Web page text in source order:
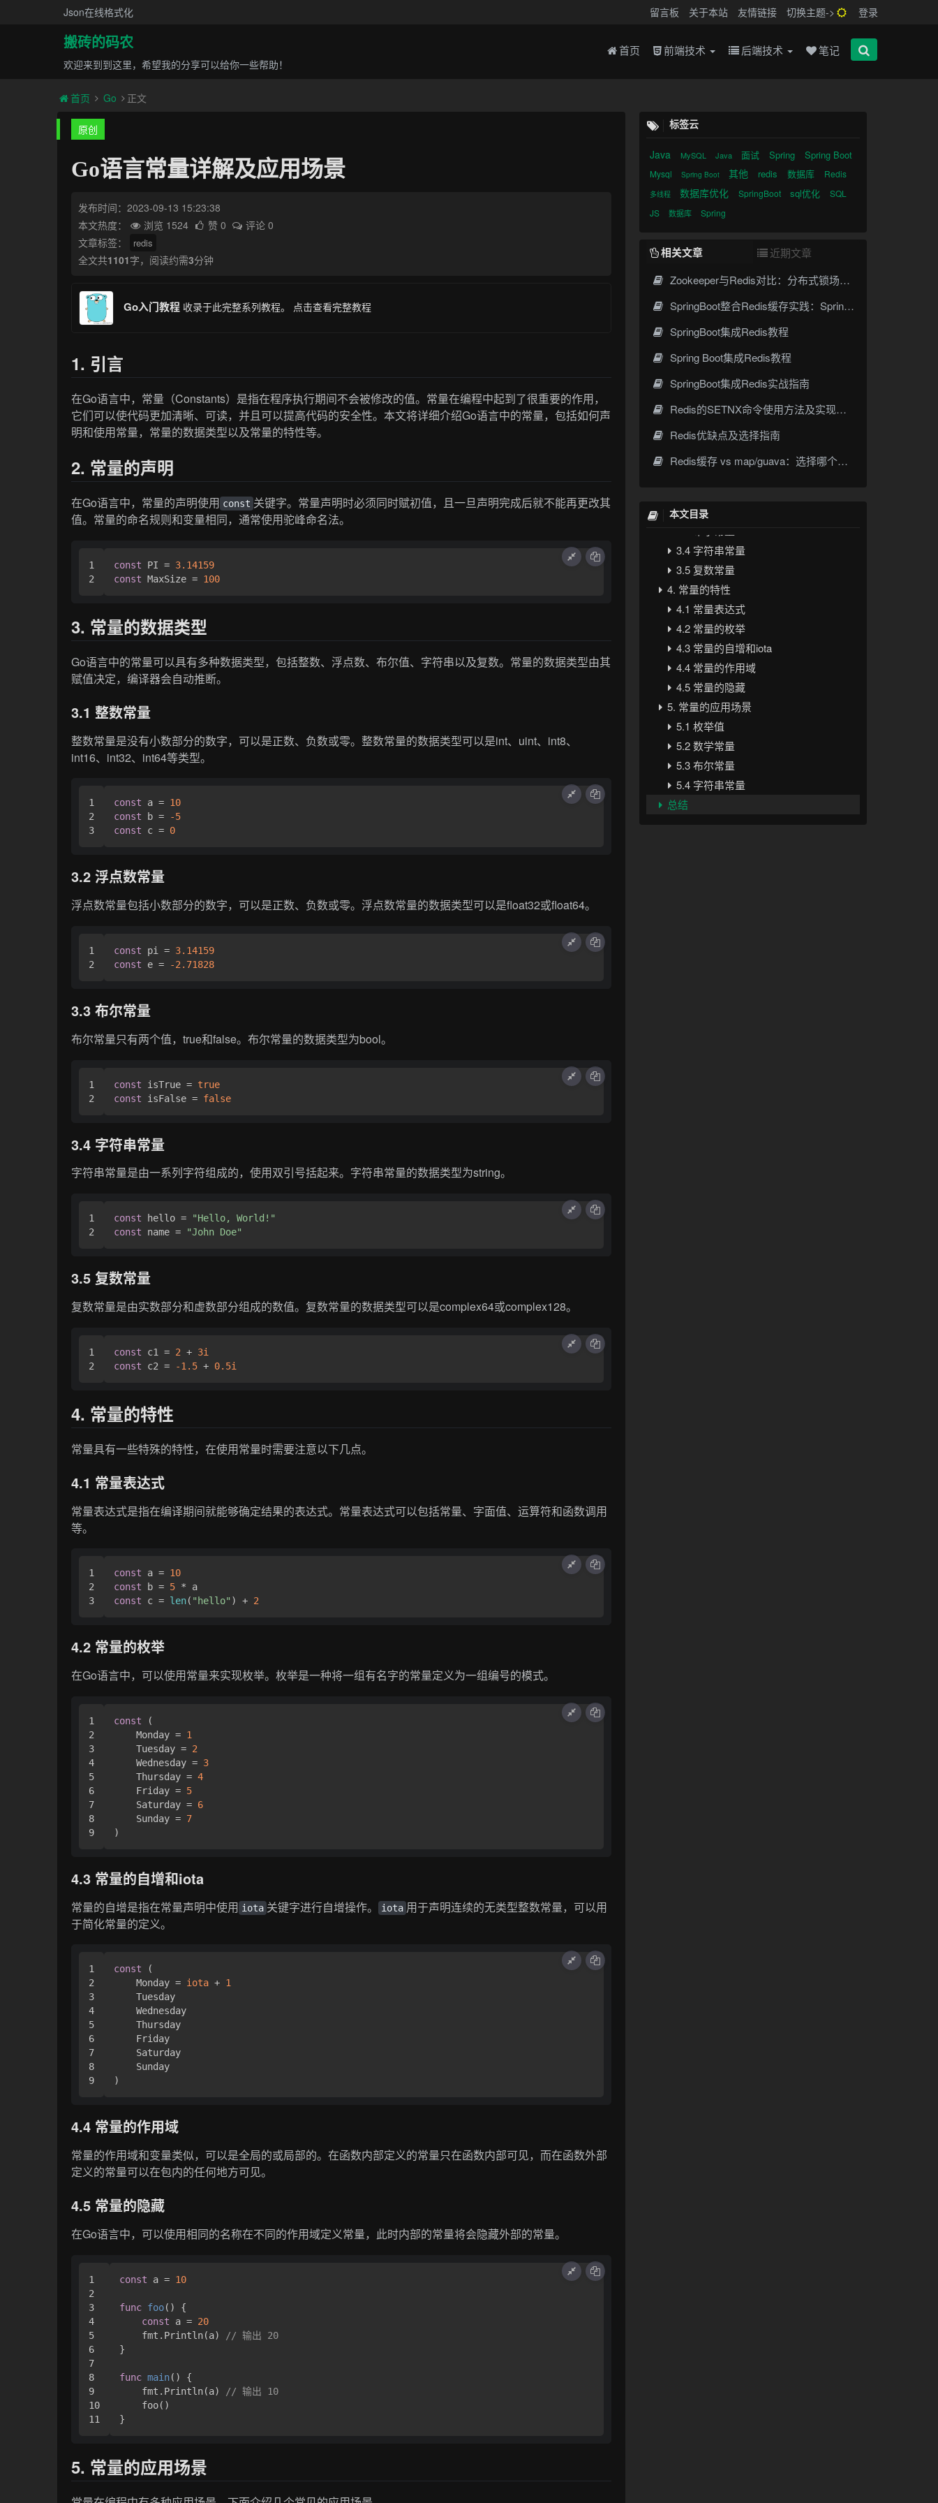
Json在线格式化 留言板 关于本站 友情链接 切换主题-> 登录
搬砖的码农
欢迎来到到这里，希望我的分享可以给你一些帮助！
首页 前端技术 后端技术 笔记
首页 Go 正文
原创
Go语言常量详解及应用场景
发布时间：2023-09-13 15:23:38
本文热度：
浏览 1524 赞 0
评论 0
文章标签：
redis
全文共1101字，阅读约需3分钟
Go入门教程 收录于此完整系列教程。 点击查看完整教程
1. 引言
在Go语言中，常量（Constants）是指在程序执行期间不会被修改的值。常量在编程中起到了很重要的作用，
它们可以使代码更加清晰、可读，并且可以提高代码的安全性。本文将详细介绍Go语言中的常量，包括如何声
明和使用常量，常量的数据类型以及常量的特性等。
2. 常量的声明
在Go语言中，常量的声明使用 const 关键字。常量声明时必须同时赋初值，且一旦声明完成后就不能再更改其
值。常量的命名规则和变量相同，通常使用驼峰命名法。
1
const PI = 3.14159
const MaxSize = 100
3. 常量的数据类型
Go语言中的常量可以具有多种数据类型，包括整数、浮点数、布尔值、字符串以及复数。常量的数据类型由其
赋值决定，编译器会自动推断。
3.1 整数常量
整数常量是没有小数部分的数字，可以是正数、负数或零。整数常量的数据类型可以是int、uint、int8、
int16、int32、int64等类型。
1
2
const a = 10
const b =
-5
const c = 0
3.2 浮点数常量
浮点数常量包括小数部分的数字，可以是正数、负数或零。浮点数常量的数据类型可以是float32或float64。
1
const pi = 3.14159
const e = -2.71828
3.3 布尔常量
布尔常量只有两个值，true和false。布尔常量的数据类型为bool。
1
const isTrue = true
const isFalse = false
3.4 字符串常量
字符串常量是由一系列字符组成的，使用双引号括起来。字符串常量的数据类型为string。
1
const hello =
"Hello, World!"
const name = "John Doe"
3.5 复数常量
复数常量是由实数部分和虚数部分组成的数值。复数常量的数据类型可以是complex64或complex128。
1
const c1 = 2 + 3i
const c2 = -1.5 + 0.5i
4. 常量的特性
常量具有一些特殊的特性，在使用常量时需要注意以下几点。
4.1 常量表达式
常量表达式是指在编译期间就能够确定结果的表达式。常量表达式可以包括常量、字面值、运算符和函数调用
等。
1
2
const a = 10
const b = 5
const c = len( "hello" ) + 2
4.2 常量的枚举
在Go语言中，可以使用常量来实现枚举。枚举是一种将一组有名字的常量定义为一组编号的模式。
1
2
3
4
5
6
7
8
const (
    Monday =
1
    Tuesday =
2
    Wednesday =
3
    Thursday =
4
    Friday =
5
    Saturday =
6
    Sunday =
7
4.3 常量的自增和iota
常量的自增是指在常量声明中使用 iota 关键字进行自增操作。 iota 用于声明连续的无类型整数常量，可以用
于简化常量的定义。
1
2
3
4
5
6
7
8
const (
    Monday =
iota + 1
    Tuesday
    Wednesday
    Thursday
    Friday
    Saturday
    Sunday
4.4 常量的作用域
常量的作用域和变量类似，可以是全局的或局部的。在函数内部定义的常量只在函数内部可见，而在函数外部
定义的常量可以在包内的任何地方可见。
4.5 常量的隐藏
在Go语言中，可以使用相同的名称在不同的作用域定义常量，此时内部的常量将会隐藏外部的常量。
1
2
3
4
5
6
7
8
9
10
const a = 10
func foo()
{
const a = 20
    fmt.Println(a)
// 输出 20
}
func main()
{
    fmt.Println(a)
// 输出 10
    foo()
5. 常量的应用场景
标签云
Java MySQL Java 面试 Spring Spring Boot
Mysql Spring Boot 其他 redis 数据库 Redis
多线程 数据库优化 SpringBoot sql优化
SQL
JS
数据库 Spring
相关文章
近期文章
Zookeeper与Redis对比：分布式锁场景下的架构选择
SpringBoot整合Redis缓存实践：Spring Cache高效数据缓存方案
SpringBoot集成Redis教程
Spring Boot集成Redis教程
SpringBoot集成Redis实战指南
Redis的SETNX命令使用方法及实现原理详解
Redis优缺点及选择指南
Redis缓存 vs map/guava：选择哪个更适合用于缓存？
本文目录
1. 引言
3. 常量的数据类型
3.2 浮点数常量
3.4 字符串常量
3.5 复数常量
4. 常量的特性
4.1 常量表达式
4.2 常量的枚举
4.3 常量的自增和iota
4.4 常量的作用域
4.5 常量的隐藏
5. 常量的应用场景
5.1 枚举值
5.2 数学常量
5.3 布尔常量
5.4 字符串常量
总结